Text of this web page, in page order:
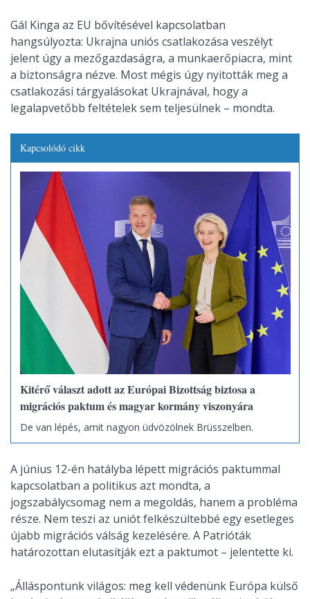
Gál Kinga az EU bővítésével kapcsolatban
hangsúlyozta: Ukrajna uniós csatlakozása veszélyt
jelent úgy a mezőgazdaságra, a munkaerőpiacra, mint
a biztonságra nézve. Most mégis úgy nyitották meg a
csatlakozási tárgyalásokat Ukrajnával, hogy a
legalapvetőbb feltételek sem teljesülnek – mondta.
Kapcsolódó cikk
Kitérő választ adott az Európai Bizottság biztosa a
migrációs paktum és magyar kormány viszonyára
De van lépés, amit nagyon üdvözölnek Brüsszelben.
A június 12-én hatályba lépett migrációs paktummal
kapcsolatban a politikus azt mondta, a
jogszabálycsomag nem a megoldás, hanem a probléma
része. Nem teszi az uniót felkészültebbé egy esetleges
újabb migrációs válság kezelésére. A Patrióták
határozottan elutasítják ezt a paktumot – jelentette ki.
„Álláspontunk világos: meg kell védenünk Európa külső